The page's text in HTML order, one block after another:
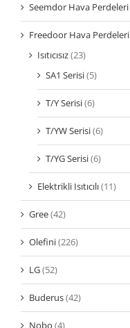
Seemdor Hava Perdeleri
Freedoor Hava Perdeleri
Isıtıcısız(23)
SA1 Serisi(5)
T/Y Serisi(6)
T/YW Serisi(6)
T/YG Serisi(6)
Elektrikli Isıtıcılı(11)
Gree(42)
Olefini(226)
LG(52)
Buderus(42)
Nobo (4)